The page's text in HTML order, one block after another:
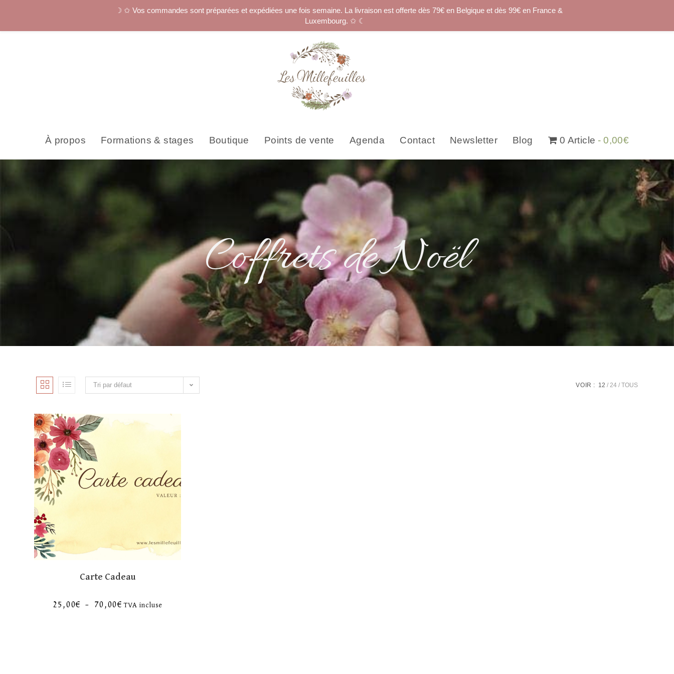
À propos Formations & stages Boutique Points de vente Agenda Contact Newsletter Blog 0 Article 0,00€
Coffrets de Noël
Tri par défaut VOIR : 12 24 TOUS
Carte Cadeau
25,00€ – 70,00€ TVA incluse
☽ ✩ Vos commandes sont préparées et expédiées une fois semaine. La livraison est offerte dès 79€ en Belgique et dès 99€ en France &
Luxembourg. ✩ ☾